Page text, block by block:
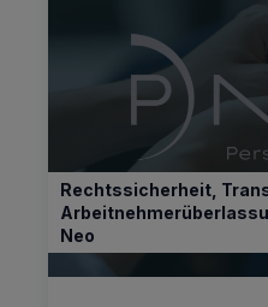
Rechtssicherheit,
Neo